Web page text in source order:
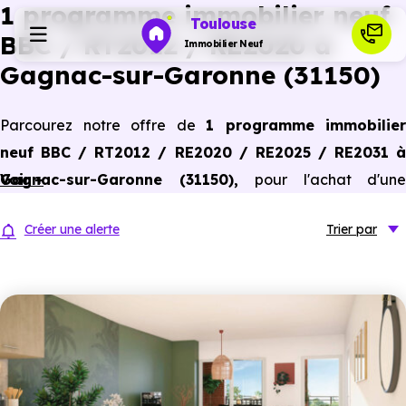
Toulouse
Immobilier Neuf
Investir
Ressources
Financer
1 programme immobilier neuf
BBC / RT2012 / RE2020 à
Gagnac-sur-Garonne (31150)
Parcourez notre offre de 1 programme immobilier
neuf BBC / RT2012 / RE2020 / RE2025 / RE2031 à
Gagnac-sur-Garonne (31150), pour l'achat d'une
conforme aux dernières normes de performances
Voir +
Créer une alerte Trier par